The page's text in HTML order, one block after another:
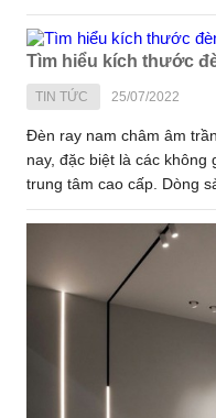
mua ở đâu và nó có giá
Tìm hiểu kích thước
TIN TỨC 25/07/2022
Đèn ray nam châm âm
nay, đặc biệt là các không
trung tâm cao cấp. Dòng
thước khác nhau để bạn
trang trí của mình. Nội
đến các bạn chi tiết kích
được ưa chuộng hiện nay.